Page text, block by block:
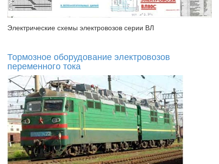
Электрические схемы электровозов серии ВЛ
Тормозное оборудование электровозов
переменного тока